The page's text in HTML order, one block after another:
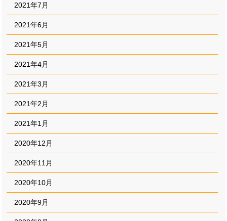
2021年7月
2021年6月
2021年5月
2021年4月
2021年3月
2021年2月
2021年1月
2020年12月
2020年11月
2020年10月
2020年9月